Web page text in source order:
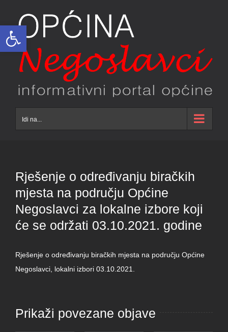
Open toolbar
content
Idi na...
Rješenje o određivanju biračkih
mjesta na području Općine
Negoslavci za lokalne izbore koji
će se održati 03.10.2021. godine
Rješenje o određivanju biračkih mjesta na području Općine
Negoslavci, lokalni izbori 03.10.2021.
Prikaži povezane objave